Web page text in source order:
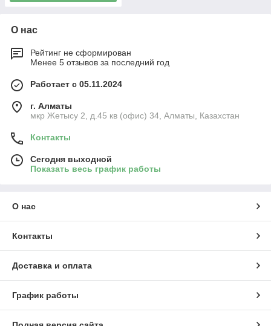
О нас
Рейтинг не сформирован
Менее 5 отзывов за последний год
Работает с 05.11.2024
г. Алматы
мкр Жетысу 2, д.45 кв (офис) 34, Алматы, Казахстан
Контакты
Сегодня выходной
Показать весь график работы
О нас
Контакты
Доставка и оплата
График работы